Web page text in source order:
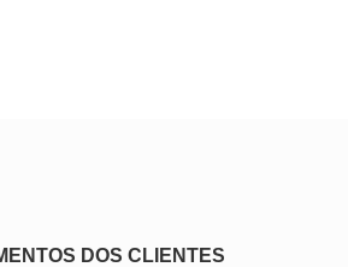
DOS CLIENTES